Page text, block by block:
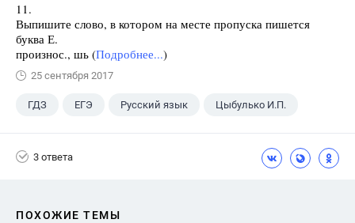
11.
Выпишите слово, в котором на месте пропуска пишется
буква Е.
произнос., шь (Подробнее...)
25 сентября 2017
ГДЗ ЕГЭ Русский язык Цыбулько И.П.
3 ответа
ПОХОЖИЕ ТЕМЫ